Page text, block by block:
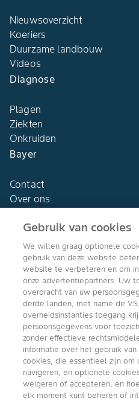
Nieuwsoverzicht
Koeriers
Duurzame landbouw
Videos
Diagnose
Plagen
Ziekten
Onkruiden
Bayer
Contact
Over ons
Agro Bayer
Nederland
Volg ons
Gebruik van cookies
We willen graag optionele
gebruik van deze website
website te verbeteren en om
onze advertentiepartners. Uw
overdracht van uw
derde landen, met name de
overheidsinstanties toegang
persoonsgegevens voor
zonder effectieve
informatie over het gebruik
cookies, die essentieel zijn
navigeren, en optionele
weigeren of accepteren, en
elk moment kunt beheren of